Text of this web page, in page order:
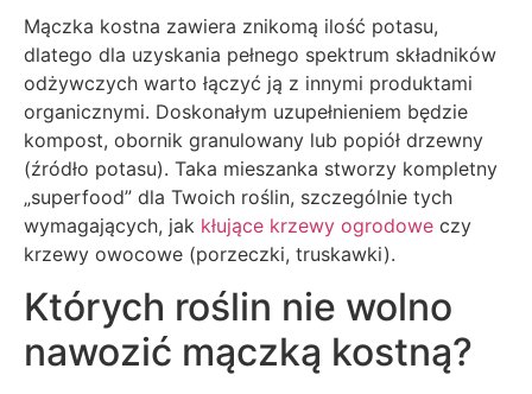
Mączka kostna zawiera znikomą ilość potasu,
dlatego dla uzyskania pełnego spektrum składników
odżywczych warto łączyć ją z innymi produktami
organicznymi. Doskonałym uzupełnieniem będzie
kompost, obornik granulowany lub popiół drzewny
(źródło potasu). Taka mieszanka stworzy kompletny
„superfood” dla Twoich roślin, szczególnie tych
wymagających, jak kłujące krzewy ogrodowe czy
krzewy owocowe (porzeczki, truskawki).
Których roślin nie wolno
nawozić mączką kostną?